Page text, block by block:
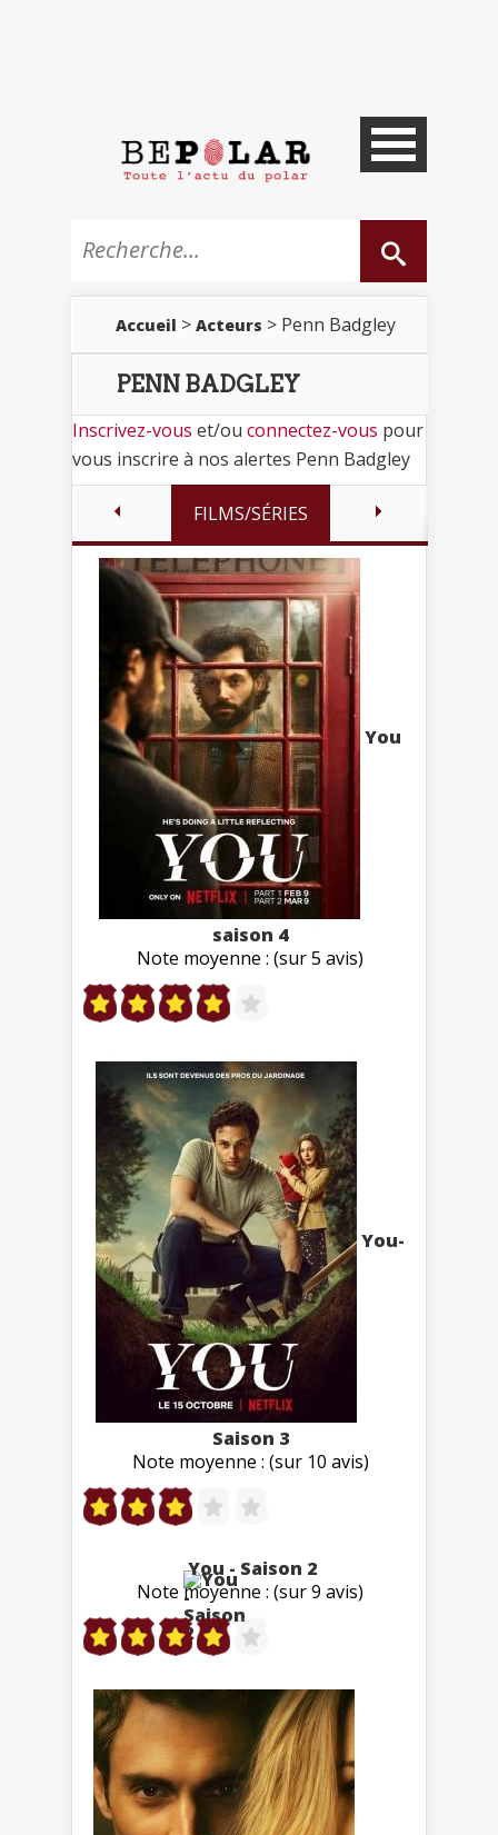
Accueil > Acteurs > Penn Badgley
PENN BADGLEY
Inscrivez-vous et/ou connectez-vous pour
vous inscrire à nos alertes Penn Badgley
FILMS/SÉRIES
You
saison 4
Note moyenne : (sur 5 avis)
You-
Saison 3
Note moyenne : (sur 10 avis)
You - Saison 2
Note moyenne : (sur 9 avis)